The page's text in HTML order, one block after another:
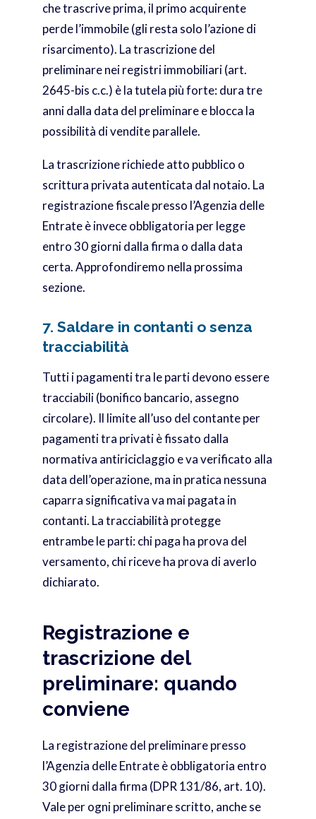
che trascrive prima, il primo acquirente
perde l’immobile (gli resta solo l’azione di
risarcimento). La trascrizione del
preliminare nei registri immobiliari (art.
2645-bis c.c.) è la tutela più forte: dura tre
anni dalla data del preliminare e blocca la
possibilità di vendite parallele.
La trascrizione richiede atto pubblico o
scrittura privata autenticata dal notaio. La
registrazione fiscale presso l’Agenzia delle
Entrate è invece obbligatoria per legge
entro 30 giorni dalla firma o dalla data
certa. Approfondiremo nella prossima
sezione.
7. Saldare in contanti o senza
tracciabilità
Tutti i pagamenti tra le parti devono essere
tracciabili (bonifico bancario, assegno
circolare). Il limite all’uso del contante per
pagamenti tra privati è fissato dalla
normativa antiriciclaggio e va verificato alla
data dell’operazione, ma in pratica nessuna
caparra significativa va mai pagata in
contanti. La tracciabilità protegge
entrambe le parti: chi paga ha prova del
versamento, chi riceve ha prova di averlo
dichiarato.
Registrazione e
trascrizione del
preliminare: quando
conviene
La registrazione del preliminare presso
l’Agenzia delle Entrate è obbligatoria entro
30 giorni dalla firma (DPR 131/86, art. 10).
Vale per ogni preliminare scritto, anche se